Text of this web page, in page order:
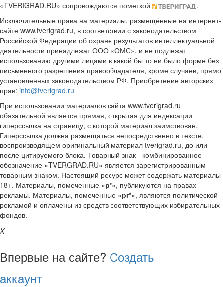
«TVERIGRAD.RU» сопровождаются пометкой
.
Исключительные права на материалы, размещённые на интернет-
сайте www.tverigrad.ru, в соответствии с законодательством
Российской Федерации об охране результатов интеллектуальной
деятельности принадлежат ООО «ОМС», и не подлежат
использованию другими лицами в какой бы то ни было форме без
письменного разрешения правообладателя, кроме случаев, прямо
установленных законодательством РФ. Приобретение авторских
прав: info@tverigrad.ru
При использовании материалов сайта www.tverigrad.ru
обязательной является прямая, открытая для индексации
гиперссылка на страницу, с которой материал заимствован.
Гиперссылка должна размещаться непосредственно в тексте,
воспроизводящем оригинальный материал tverigrad.ru, до или
после цитируемого блока. Товарный знак - комбинированное
обозначение «TVERGRAD.RU» является зарегистрированным
товарным знаком. Настоящий ресурс может содержать материалы
18+. Материалы, помеченные «р*», публикуются на правах
рекламы. Материалы, помеченные «рr*», являются политической
рекламой и оплачены из средств соответствующих избирательных
фондов.
X
Впервые на сайте? Создать
аккаунт